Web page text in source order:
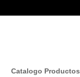
Catalogo Productos